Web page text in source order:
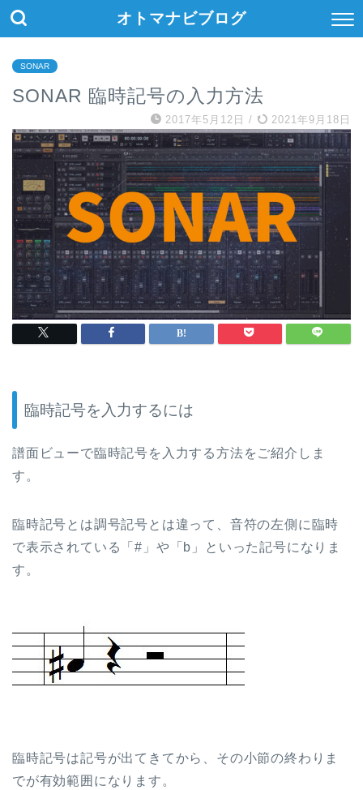
オトマナビブログ
SONAR
SONAR 臨時記号の入力方法
2017年5月12日 / 2021年9月18日
臨時記号を入力するには
譜面ビューで臨時記号を入力する方法をご紹介しま
す。
臨時記号とは調号記号とは違って、音符の左側に臨時
で表示されている「#」や「b」といった記号になりま
す。
臨時記号は記号が出てきてから、その小節の終わりま
でが有効範囲になります。